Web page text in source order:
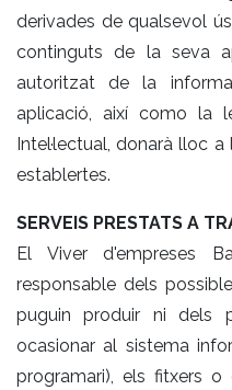
derivades de qualsevol
continguts de la seva
autoritzat de la
aplicació, així como la
Intel·lectual, donarà lloc
establertes.
SERVEIS PRESTATS A
El Viver d'empreses
responsable dels
puguin produir ni dels
ocasionar al sistema
programari), els fitxers